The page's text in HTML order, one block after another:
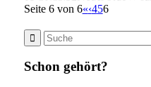
Seite 6 von 6«‹456
Schon gehört?